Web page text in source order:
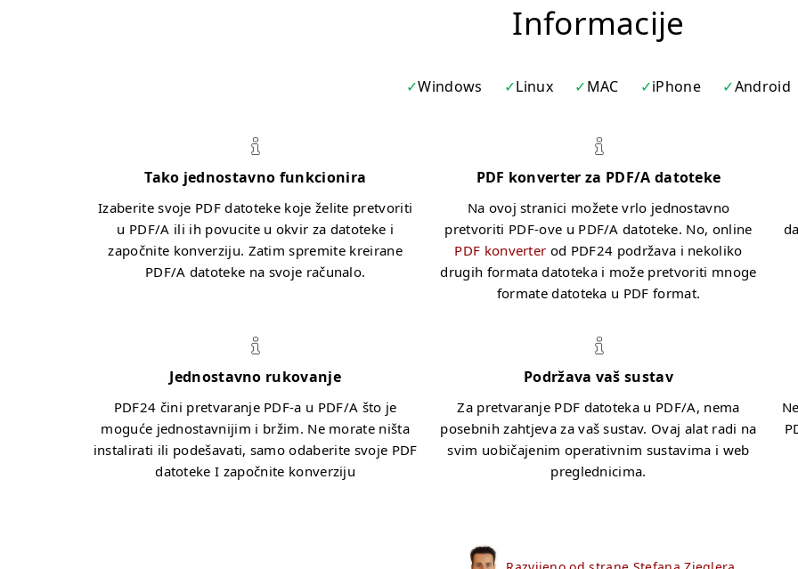
Informacije
Windows Linux MAC iPhone Android
Tako jednostavno funkcionira
Izaberite svoje PDF datoteke koje želite pretvoriti
u PDF/A ili ih povucite u okvir za datoteke i
započnite konverziju. Zatim spremite kreirane
PDF/A datoteke na svoje računalo.
PDF konverter za PDF/A datoteke
Na ovoj stranici možete vrlo jednostavno
pretvoriti PDF-ove u PDF/A datoteke. No, online
PDF konverter od PDF24 podržava i nekoliko
drugih formata datoteka i može pretvoriti mnoge
formate datoteka u PDF format.
Jednostavno rukovanje
PDF24 čini pretvaranje PDF-a u PDF/A što je
moguće jednostavnijim i bržim. Ne morate ništa
instalirati ili podešavati, samo odaberite svoje PDF
datoteke I započnite konverziju
Podržava vaš sustav
Za pretvaranje PDF datoteka u PDF/A, nema
posebnih zahtjeva za vaš sustav. Ovaj alat radi na
svim uobičajenim operativnim sustavima i web
preglednicima.